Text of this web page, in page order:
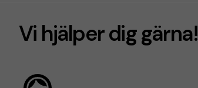
Vi hjälper dig gärna!